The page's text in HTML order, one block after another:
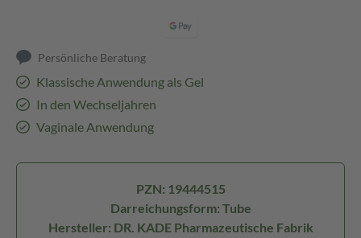
Persönliche Beratung
Klassische Anwendung als Gel
In den Wechseljahren
Vaginale Anwendung
PZN: 19444515
Darreichungsform: Tube
Hersteller: DR. KADE Pharmazeutische Fabrik